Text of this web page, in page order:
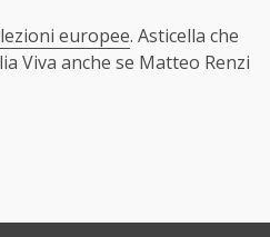
europee. Asticella che
Viva anche se Matteo Renzi